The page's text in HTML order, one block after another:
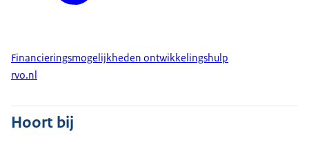
Financieringsmogelijkheden ontwikkelingshulp
rvo.nl
Hoort bij